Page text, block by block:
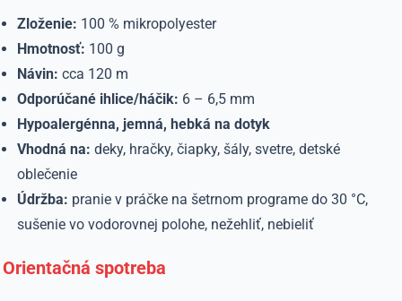
Zloženie: 100 % mikropolyester
Hmotnosť: 100 g
Návin: cca 120 m
Odporúčané ihlice/háčik: 6 – 6,5 mm
Hypoalergénna, jemná, hebká na dotyk
Vhodná na: deky, hračky, čiapky, šály, svetre, detské
oblečenie
Údržba: pranie v práčke na šetrnom programe do 30 °C,
sušenie vo vodorovnej polohe, nežehliť, nebieliť
Orientačná spotreba